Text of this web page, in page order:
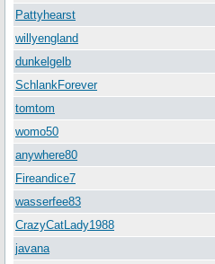
Pattyhearst
willyengland
dunkelgelb
SchlankForever
tomtom
womo50
anywhere80
Fireandice7
wasserfee83
CrazyCatLady1988
javana